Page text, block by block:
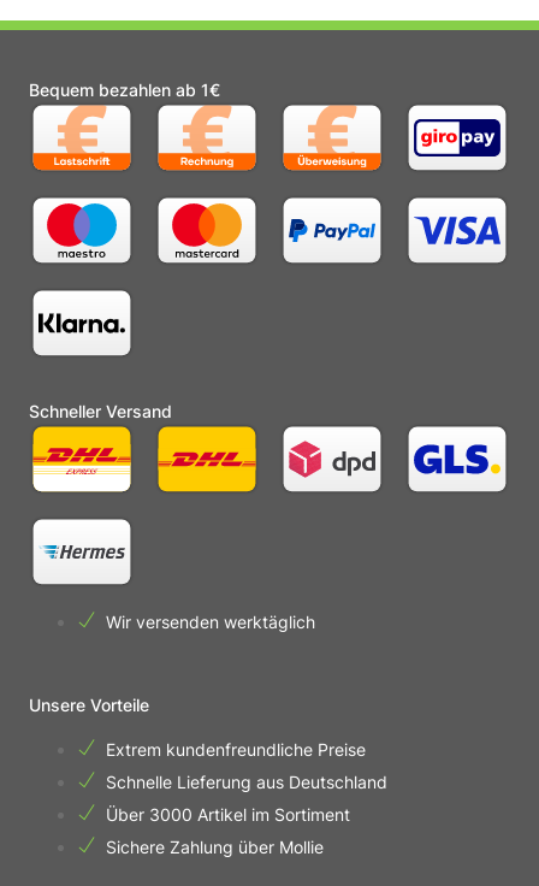
Bequem bezahlen ab 1€
Schneller Versand
Wir versenden werktäglich
Unsere Vorteile
Extrem kundenfreundliche Preise
Schnelle Lieferung aus Deutschland
Über 3000 Artikel im Sortiment
Sichere Zahlung über Mollie